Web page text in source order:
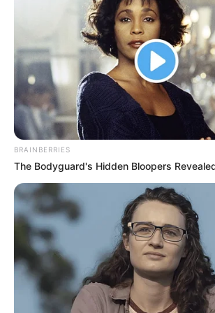
POLICÍA ANTIOQUIA
ITUANGO -
MANTÉNGASE EN ALERTA
Tenemos todas las
interesan. Para estar bien
favor, active las
ACTIVAR AHORA
TEMAS DESTACADOS
EMERGENCIAS POR LLUVIAS
METRO DE MEDELLÍN
ELECCIONES PRESIDENCIALES
BRAINBERRIES
The Bodyguard's Hidden Bloopers